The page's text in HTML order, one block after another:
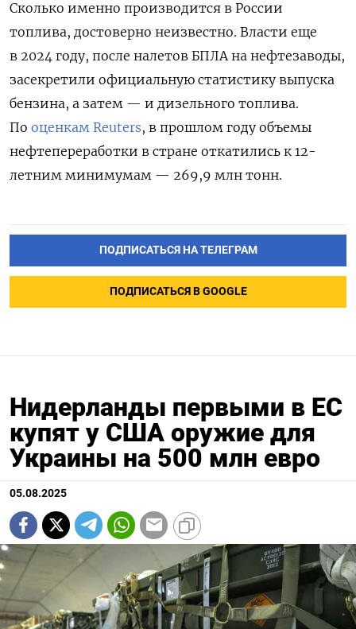
Сколько именно производится в России
топлива, достоверно неизвестно. Власти еще
в 2024 году, после налетов БПЛА на нефтезаводы,
засекретили официальную статистику выпуска
бензина, а затем — и дизельного топлива.
По оценкам Reuters, в прошлом году объемы
нефтепереработки в стране откатились к 12-
летним минимумам — 269,9 млн тонн.
ПОДПИСАТЬСЯ НА ТЕЛЕГРАМ
ПОДПИСАТЬСЯ В GOOGLE
Нидерланды первыми в ЕС
купят у США оружие для
Украины на 500 млн евро
05.08.2025